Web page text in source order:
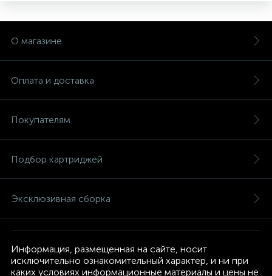
О магазине
Оплата и доставка
Покупателям
Подбор картриджей
Эксклюзивная сборка
Информация, размещенная на сайте, носит
исключительно ознакомительный характер, и ни при
каких условиях информационные материалы и цены не